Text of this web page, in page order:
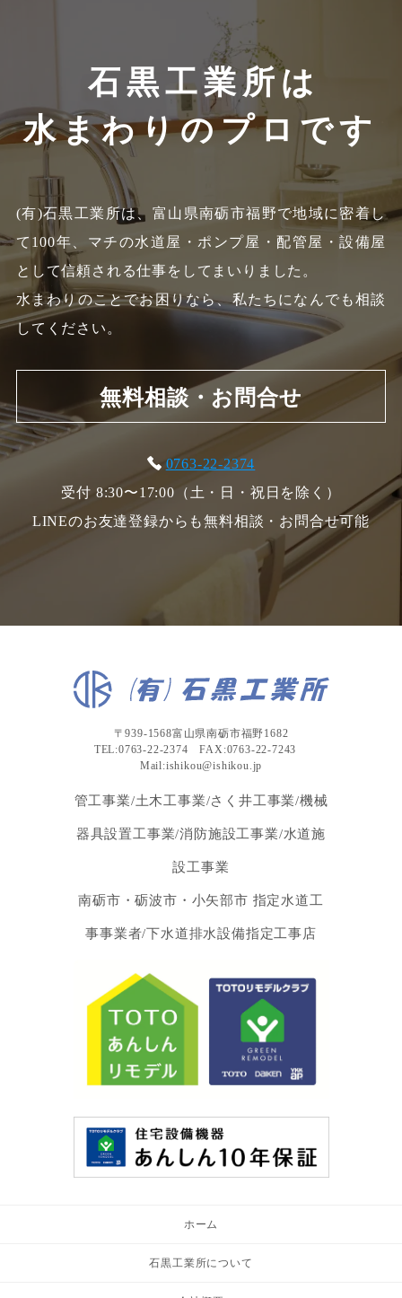
石黒工業所は
水まわりのプロです
(有)石黒工業所は、富山県南砺市福野で地域に密着し
て100年、 マチの水道屋・ポンプ屋・配管屋・設備屋
として信頼される仕事をしてまいりました。
水まわりのことでお困りなら、私たちになんでも相談
してください。
無料相談・お問合せ
0763-22-2374
受付 8:30〜17:00（土・日・祝日を除く）
LINEのお友達登録からも無料相談・お問合せ可能
〒939-1568富山県南砺市福野1682
TEL:0763-22-2374 FAX:0763-22-7243
Mail:ishikou@ishikou.jp
管工事業/土木工事業/さく井工事業/機械
器具設置工事業/消防施設工事業/水道施
設工事業
南砺市・砺波市・小矢部市 指定水道工
事事業者/下水道排水設備指定工事店
ホーム
石黒工業所について